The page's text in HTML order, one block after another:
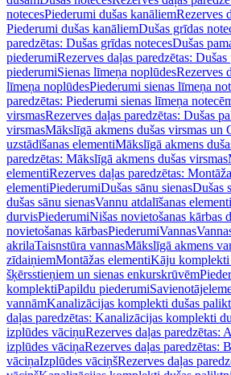
notecesPiederumi dušas kanāliemRezerves
Piederumi dušas kanāliemDušas grīdas
paredzētas: Dušas grīdas notecesDušas
piederumiRezerves daļas paredzētas:
piederumiSienas līmeņa noplūdesRezerves
līmeņa noplūdesPiederumi sienas līmeņa
paredzētas: Piederumi sienas līmeņa
virsmasRezerves daļas paredzētas: Dušas
virsmasMākslīgā akmens dušas virsmas un
uzstādīšanas elementiMākslīgā akmens
paredzētas: Mākslīgā akmens dušas virsmas
elementiRezerves daļas paredzētas:
elementiPiederumiDušas sānu sienasDušas
dušas sānu sienasVannu atdalīšanas elementi
durvisPiederumiNišas novietošanas kārbas
novietošanas kārbasPiederumiVannas
akrilaTaisnstūra vannasMākslīgā akmens
zīdaiņiemMontāžas elementiKāju
šķērsstieņiem un sienas enkurskrūvēm
komplektiPapildu piederumi
vannāmKanalizācijas komplekti dušas
daļas paredzētas: Kanalizācijas komplekti
izplūdes vāciņuRezerves daļas paredzētas:
izplūdes vāciņaRezerves daļas paredzētas:
vāciņaIzplūdes vāciņšRezerves daļas